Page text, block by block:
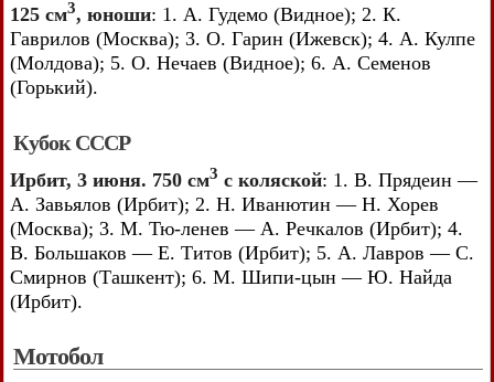
125 см3, юноши: 1. А. Гудемо (Видное); 2. К.
Гаврилов (Москва); 3. О. Гарин (Ижевск); 4. А. Кулпе
(Молдова); 5. О. Нечаев (Видное); 6. А. Семенов
(Горький).
Кубок СССР
Ирбит, 3 июня. 750 см3 с коляской: 1. В. Прядеин —
А. Завьялов (Ирбит); 2. Н. Иванютин — Н. Хорев
(Москва); 3. М. Тю-ленев — А. Речкалов (Ирбит); 4.
В. Большаков — Е. Титов (Ирбит); 5. А. Лавров — С.
Смирнов (Ташкент); 6. М. Шипи-цын — Ю. Найда
(Ирбит).
Мотобол